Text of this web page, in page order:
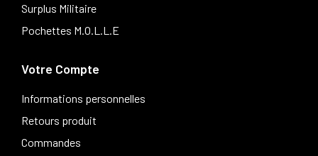
Surplus Militaire
Pochettes M.O.L.L.E
Votre Compte
Informations personnelles
Retours produit
Commandes